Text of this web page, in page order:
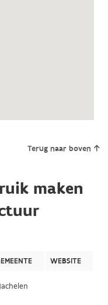
Terug naar boven
maken
WEBSITE